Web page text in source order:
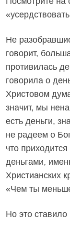
Не
говорит,
противилась
говорила о
Христовом
значит, мы
есть деньги,
не радеем о
что
деньгами,
Христианских
«Чем ты
Но это